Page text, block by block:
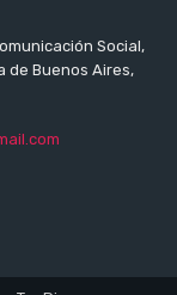
Social,
de Buenos Aires,